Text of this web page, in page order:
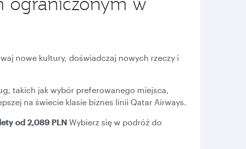
use
arrow
type
"dd
mmm
yyyy"
formate
nowe kultury, doświadczaj nowych rzeczy i
takich jak wybór preferowanego miejsca,
na świecie klasie biznes linii Qatar Airways.
od 2,089 PLN Wybierz się w podróż do